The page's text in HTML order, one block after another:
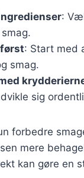
:
: Start med
smag.
sig
forbedre
mere
kan gøre en